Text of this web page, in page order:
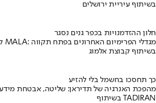
בשיתוף עיריית ירושלים
חלון ההזדמנויות בכפר גנים נסגר
קבוצת אלמוג מציגה את פרויקט MALA: מגדלי הפרימיום האחרונים בפתח תקווה
בשיתוף קבוצת אלמוג
כך תחסכו בחשמל בלי להזיע
מהפכת האנרגיה של תדיראן: שליטה, אבטחת מידע
בשיתוף TADIRAN